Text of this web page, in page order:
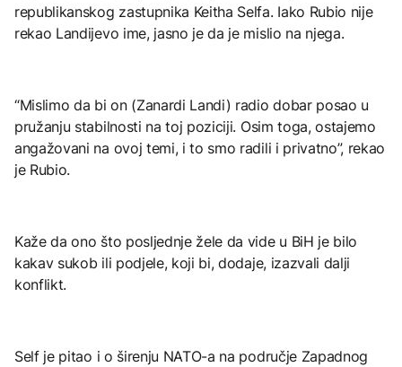
republikanskog zastupnika Keitha Selfa. Iako Rubio nije
rekao Landijevo ime, jasno je da je mislio na njega.
“Mislimo da bi on (Zanardi Landi) radio dobar posao u
pružanju stabilnosti na toj poziciji. Osim toga, ostajemo
angažovani na ovoj temi, i to smo radili i privatno”, rekao
je Rubio.
Kaže da ono što posljednje žele da vide u BiH je bilo
kakav sukob ili podjele, koji bi, dodaje, izazvali dalji
konflikt.
Self je pitao i o širenju NATO-a na područje Zapadnog